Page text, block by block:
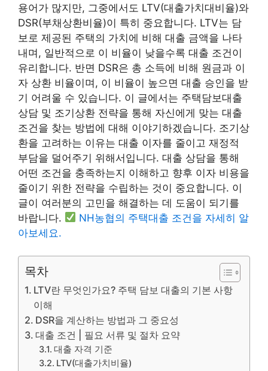
용어가 많지만, 그중에서도 LTV(대출가치대비율)와
DSR(부채상환비율)이 특히 중요합니다. LTV는 담
보로 제공된 주택의 가치에 비해 대출 금액을 나타
내며, 일반적으로 이 비율이 낮을수록 대출 조건이
유리합니다. 반면 DSR은 총 소득에 비해 원금과 이
자 상환 비율이며, 이 비율이 높으면 대출 승인을 받
기 어려울 수 있습니다. 이 글에서는 주택담보대출
상담 및 조기상환 전략을 통해 자신에게 맞는 대출
조건을 찾는 방법에 대해 이야기하겠습니다. 조기상
환을 고려하는 이유는 대출 이자를 줄이고 재정적
부담을 덜어주기 위해서입니다. 대출 상담을 통해
어떤 조건을 충족하는지 이해하고 향후 이자 비용을
줄이기 위한 전략을 수립하는 것이 중요합니다. 이
글이 여러분의 고민을 해결하는 데 도움이 되기를
바랍니다.
NH농협의 주택대출 조건을 자세히 알
아보세요.
목차
LTV란 무엇인가요? 주택 담보 대출의 기본 사항
이해
DSR을 계산하는 방법과 그 중요성
대출 조건 | 필요 서류 및 절차 요약
대출 자격 기준
LTV(대출가치비율)